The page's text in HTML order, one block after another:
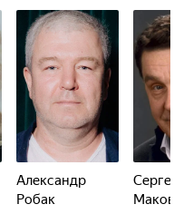
Александр
Робак